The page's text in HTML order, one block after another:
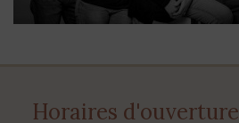
Horaires d'ouverture